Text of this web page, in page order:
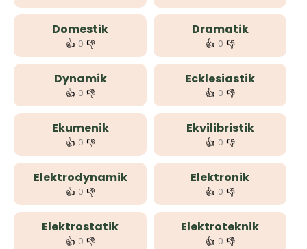
Domestik
👍 0 👎
Dramatik
👍 0 👎
Dynamik
👍 0 👎
Ecklesiastik
👍 0 👎
Ekumenik
👍 0 👎
Ekvilibristik
👍 0 👎
Elektrodynamik
👍 0 👎
Elektronik
👍 0 👎
Elektrostatik
👍 0 👎
Elektroteknik
👍 0 👎